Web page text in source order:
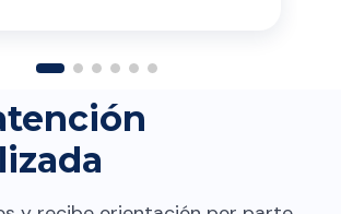
regresiones en el
A quien lo
le digo: Que el
es el necesario
implementar y conocer